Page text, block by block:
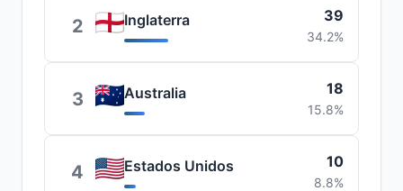
2 Inglaterra 39
34.2%
3 Australia 18
15.8%
4 Estados Unidos 10
8.8%